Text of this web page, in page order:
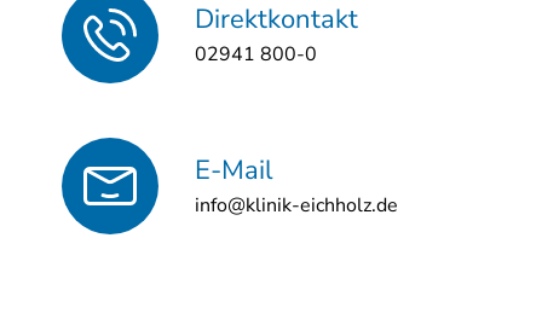
Direktkontakt
02941 800-0
E-Mail
info@klinik-eichholz.de